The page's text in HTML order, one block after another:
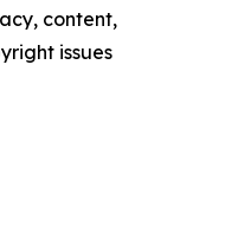
content,
issues